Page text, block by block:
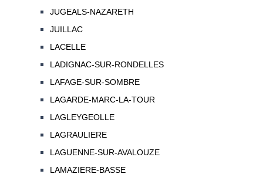
JUGEALS-NAZARETH
JUILLAC
LACELLE
LADIGNAC-SUR-RONDELLES
LAFAGE-SUR-SOMBRE
LAGARDE-MARC-LA-TOUR
LAGLEYGEOLLE
LAGRAULIERE
LAGUENNE-SUR-AVALOUZE
LAMAZIERE-BASSE